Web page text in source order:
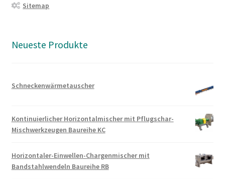
Sitemap
Neueste Produkte
Schneckenwärmetauscher
Kontinuierlicher Horizontalmischer mit Pflugschar-
Mischwerkzeugen Baureihe KC
Horizontaler-Einwellen-Chargenmischer mit
Bandstahlwendeln Baureihe RB